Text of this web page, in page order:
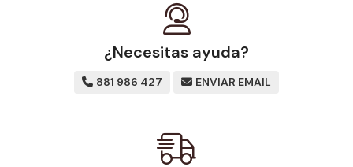
¿Necesitas ayuda?
881 986 427 ENVIAR EMAIL